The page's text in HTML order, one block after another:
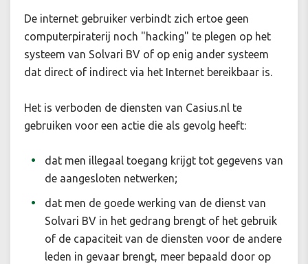
De internet gebruiker verbindt zich ertoe geen
computerpiraterij noch "hacking" te plegen op het
systeem van Solvari BV of op enig ander systeem
dat direct of indirect via het Internet bereikbaar is.
Het is verboden de diensten van Casius.nl te
gebruiken voor een actie die als gevolg heeft:
dat men illegaal toegang krijgt tot gegevens van
de aangesloten netwerken;
dat men de goede werking van de dienst van
Solvari BV in het gedrang brengt of het gebruik
of de capaciteit van de diensten voor de andere
leden in gevaar brengt, meer bepaald door op